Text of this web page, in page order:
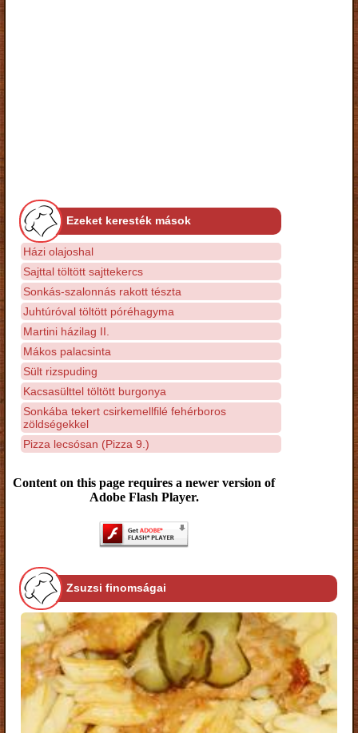
Ezeket keresték mások
Házi olajoshal
Sajttal töltött sajttekercs
Sonkás-szalonnás rakott tészta
Juhtúróval töltött póréhagyma
Martini házilag II.
Mákos palacsinta
Sült rizspuding
Kacsasülttel töltött burgonya
Sonkába tekert csirkemellfilé fehérboros
zöldségekkel
Pizza lecsósan (Pizza 9.)
Content on this page requires a newer version of
Adobe Flash Player.
Zsuzsi finomságai